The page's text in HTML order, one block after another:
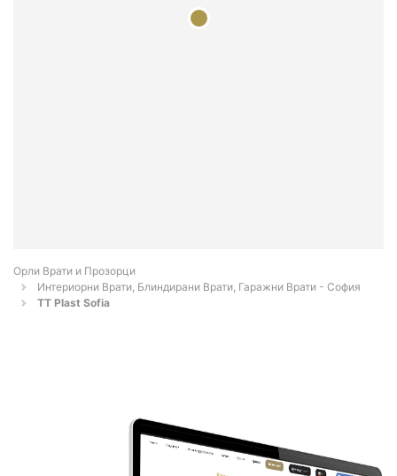
Орли Врати и Прозорци
Интериорни Врати, Блиндирани Врати, Гаражни Врати - София
TT Plast Sofia